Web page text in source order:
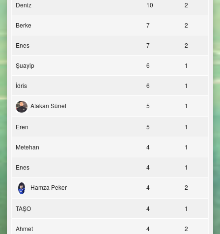
Deniz 10 2
Berke 7 2
Enes 7 2
Şuayip 6 1
İdris 6 1
Atakan Sünel 5 1
Eren 5 1
Metehan 4 1
Enes 4 1
Hamza Peker 4 2
TAŞO 4 1
Ahmet 4 2